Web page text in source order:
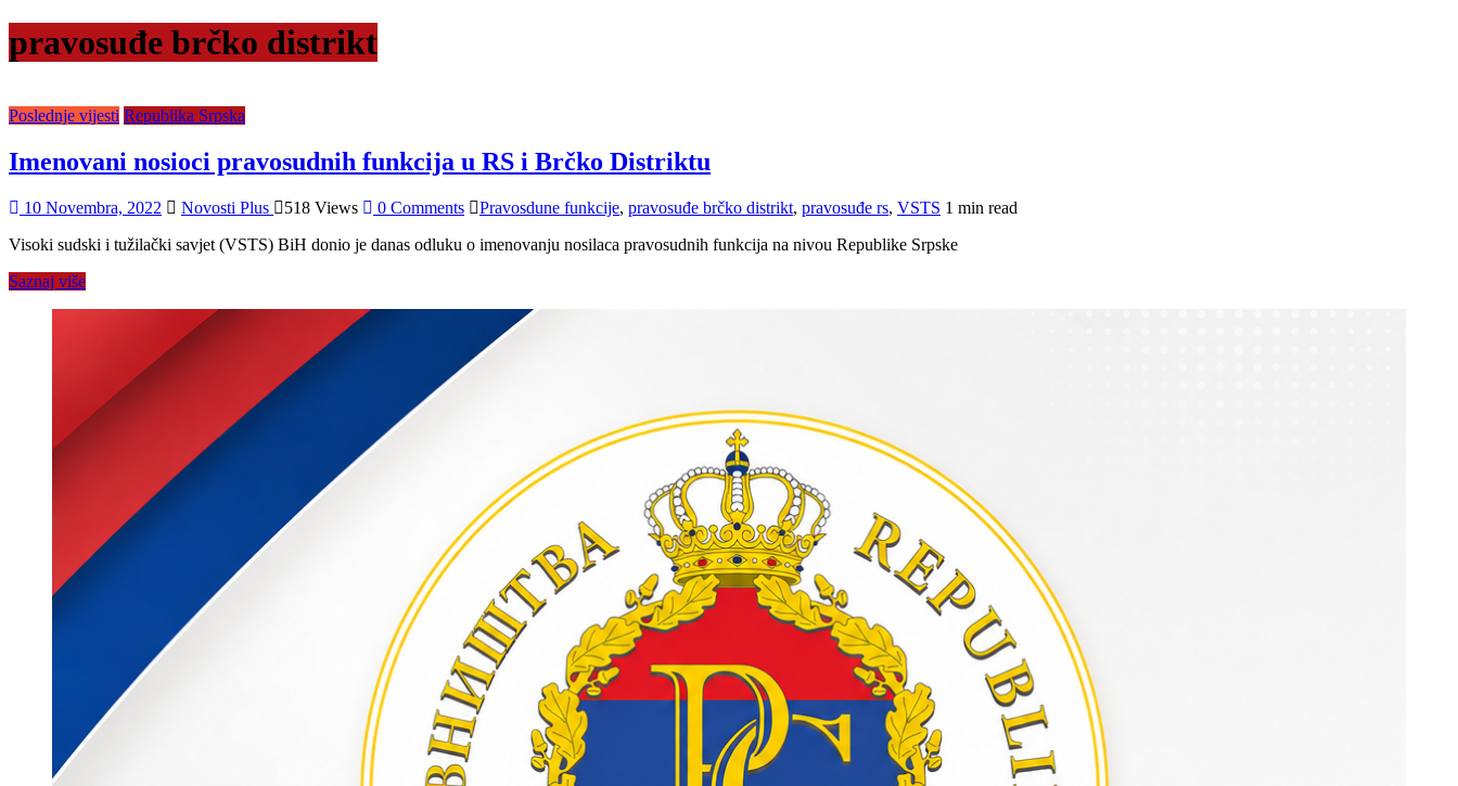
pravosuđe brčko distrikt
Poslednje vijesti Republika Srpska
Imenovani nosioci pravosudnih funkcija u RS i Brčko Distriktu
10 Novembra, 2022 Novosti Plus 518 Views 0 Comments Pravosdune funkcije, pravosuđe brčko distrikt, pravosuđe rs, VSTS 1 min read
Visoki sudski i tužilački savjet (VSTS) BiH donio je danas odluku o imenovanju nosilaca pravosudnih funkcija na nivou Republike Srpske
Saznaj više